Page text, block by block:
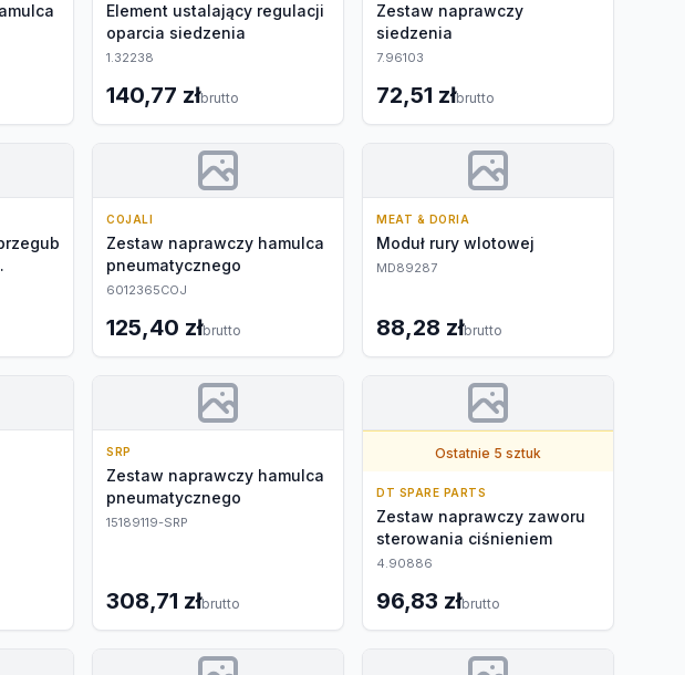
Element ustalający regulacji
oparcia siedzenia
1.32238
140,77 złbrutto
Zestaw naprawczy
siedzenia
7.96103
72,51 złbrutto
COJALI
Zestaw naprawczy hamulca
pneumatycznego
6012365COJ
125,40 złbrutto
MEAT & DORIA
Moduł rury wlotowej
MD89287
88,28 złbrutto
SRP
Zestaw naprawczy hamulca
pneumatycznego
15189119-SRP
308,71 złbrutto
Ostatnie 5 sztuk
DT SPARE PARTS
Zestaw naprawczy zaworu
sterowania ciśnieniem
4.90886
96,83 złbrutto